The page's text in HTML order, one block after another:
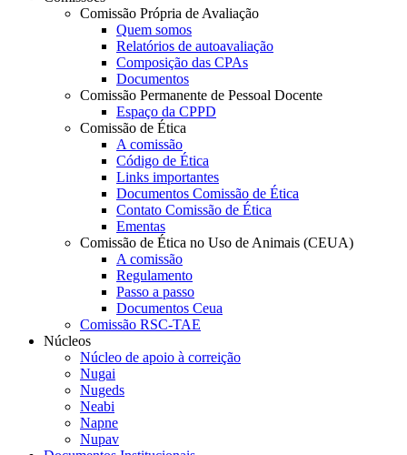
Comissão Própria de Avaliação
Quem somos
Relatórios de autoavaliação
Composição das CPAs
Documentos
Comissão Permanente de Pessoal Docente
Espaço da CPPD
Comissão de Ética
A comissão
Código de Ética
Links importantes
Documentos Comissão de Ética
Contato Comissão de Ética
Ementas
Comissão de Ética no Uso de Animais (CEUA)
A comissão
Regulamento
Passo a passo
Documentos Ceua
Comissão RSC-TAE
Núcleos
Núcleo de apoio à correição
Nugai
Nugeds
Neabi
Napne
Nupav